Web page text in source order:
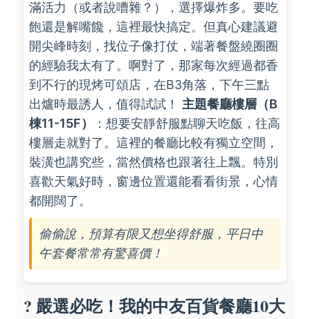
滿活力（或者說嘈雜？），選擇爆炸多。要吃
飽還是解嘴饞，這裡最快搞定。但真心建議避
開尖峰時刻，找位子像打仗，端著餐盤繞圈圈
的經驗我太有了。啊對了，那家每次經過都香
到不行的現烤可頌店，在B3角落，下午三點
出爐時最誘人，值得試試！ 主題餐廳樓層（B
棟11-15F）
：想要安靜舒服點聊天吃飯，往高
樓層走就對了。這裡的餐廳比較有獨立空間，
裝潢也講究些，當然價格也跟著往上飄。特別
喜歡天氣好時，窗邊位置還能看看街景，心情
都開闊了。
偷偷說，預算有限又想坐得舒服，平日中
午套餐常常有驚喜價！
? 嚴選必吃！我的中友百貨餐廳10大